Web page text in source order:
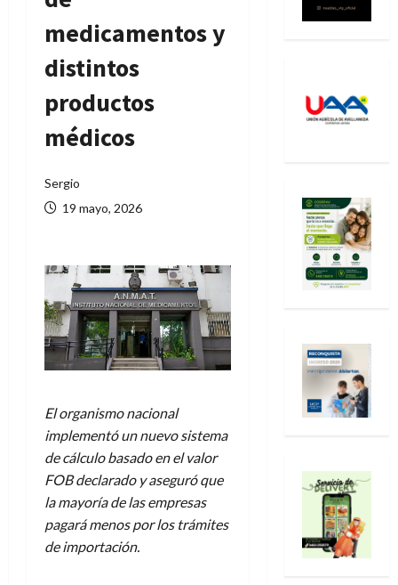
medicamentos y
distintos
productos
médicos
Sergio
19 mayo, 2026
El organismo nacional
implementó un nuevo sistema
de cálculo basado en el valor
FOB declarado y aseguró que
la mayoría de las empresas
pagará menos por los trámites
de importación.